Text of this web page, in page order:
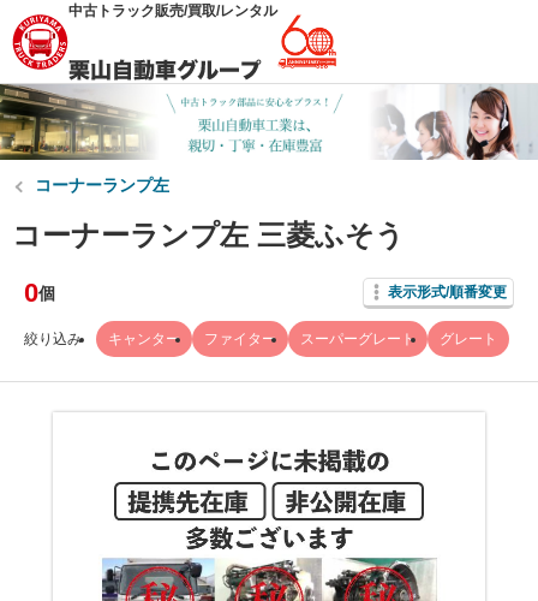
中古トラック販売/買取/レンタル
コーナーランプ左
コーナーランプ左 三菱ふそう
0個 表示形式/順番変更
絞り込み キャンター ファイター スーパーグレート グレート